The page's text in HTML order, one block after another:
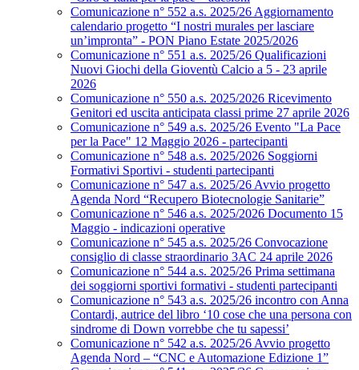
Comunicazione n° 552 a.s. 2025/26 Aggiornamento
calendario progetto “I nostri murales per lasciare
un’impronta” - PON Piano Estate 2025/2026
Comunicazione n° 551 a.s. 2025/26 Qualificazioni
Nuovi Giochi della Gioventù Calcio a 5 - 23 aprile
2026
Comunicazione n° 550 a.s. 2025/2026 Ricevimento
Genitori ed uscita anticipata classi prime 27 aprile 2026
Comunicazione n° 549 a.s. 2025/26 Evento "La Pace
per la Pace" 12 Maggio 2026 - partecipanti
Comunicazione n° 548 a.s. 2025/2026 Soggiorni
Formativi Sportivi - studenti partecipanti
Comunicazione n° 547 a.s. 2025/26 Avvio progetto
Agenda Nord “Recupero Biotecnologie Sanitarie”
Comunicazione n° 546 a.s. 2025/2026 Documento 15
Maggio - indicazioni operative
Comunicazione n° 545 a.s. 2025/26 Convocazione
consiglio di classe straordinario 3AC 24 aprile 2026
Comunicazione n° 544 a.s. 2025/26 Prima settimana
dei soggiorni sportivi formativi - studenti partecipanti
Comunicazione n° 543 a.s. 2025/26 incontro con Anna
Contardi, autrice del libro ‘10 cose che una persona con
sindrome di Down vorrebbe che tu sapessi’
Comunicazione n° 542 a.s. 2025/26 Avvio progetto
Agenda Nord – “CNC e Automazione Edizione 1”